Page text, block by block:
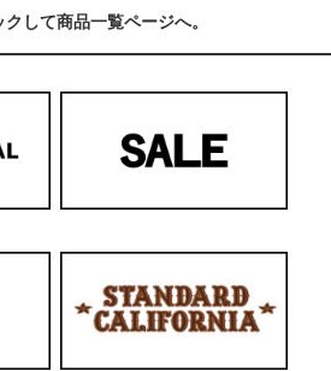
して商品一覧ページへ。